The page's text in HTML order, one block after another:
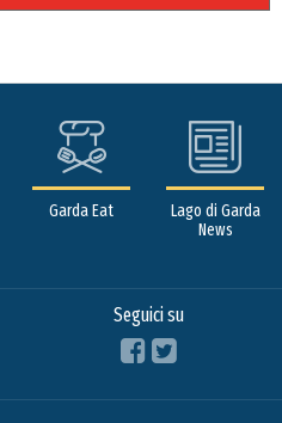
Garda Eat
Lago di Garda
News
Seguici su